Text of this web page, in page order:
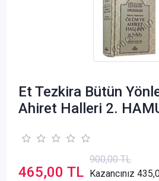
Et Tezkira Bütün
Ahiret Halleri 2.
465,00 TL
900,00 TL
Kazancınız